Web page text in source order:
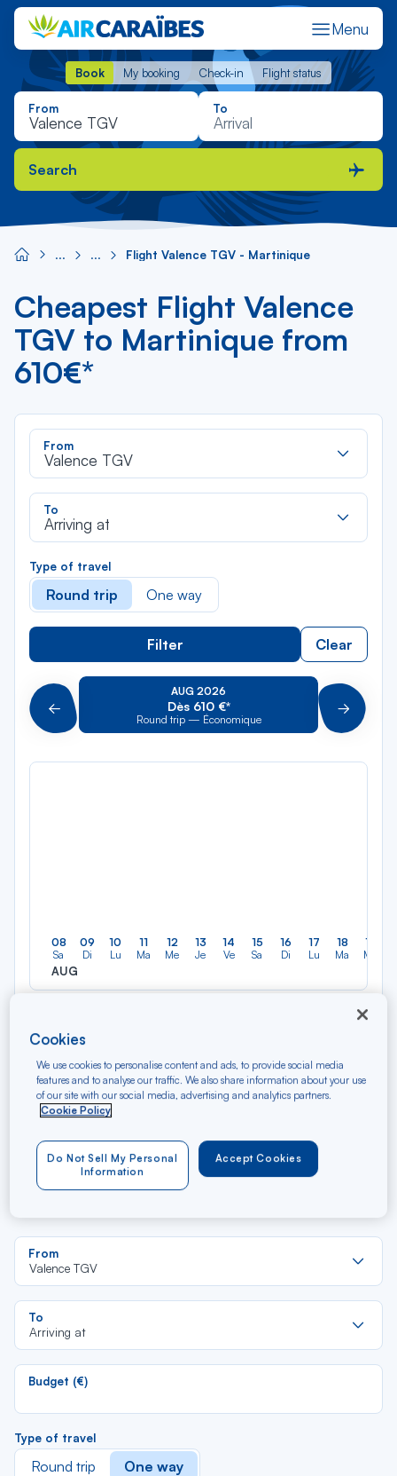
Menu
Book My booking Check-in Flight status
Book My booking Check-in Flight status
From To
Search
Flight Valence TGV - Martinique
Cheapest Flight Valence
TGV to Martinique from
610€*
From
Valence TGV
To
Arriving at
Type of travel
Round trip One way
Filter Clear
Précédent
AUG 2026
Dès 610 €*
Round trip — Économique Suivant
08
Sa
AUG
09
Di
10
Lu
11
Ma
12
Me
13
Je
14
Ve
15
Sa
16
Di
17
Lu
18
Ma
19
Me
économique et sous réserve de disponibilité au moment de la
réservation. Des frais supplémentaires peuvent être appliqués pour
les produits et services optionnels.
Find cheap one-way flights
Valence TGV -
From
Valence TGV
To
Arriving at
Budget (€)
Type of travel
Round trip One way
Cookies
We use cookies to personalise content and ads, to provide social media
features and to analyse our traffic. We also share information about your use
of our site with our social media, advertising and analytics partners.
Cookie Policy
Accept Cookies
Do Not Sell My Personal
Information